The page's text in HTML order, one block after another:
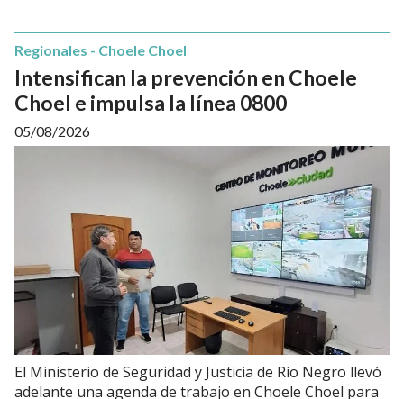
Intensifican la prevención en Choele
Choel e impulsa la línea 0800
Regionales - Choele Choel
05/08/2026
El Ministerio de Seguridad y Justicia de Río Negro llevó
adelante una agenda de trabajo en Choele Choel para